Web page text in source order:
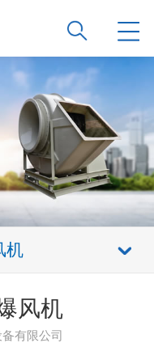
机
风机
有限公司